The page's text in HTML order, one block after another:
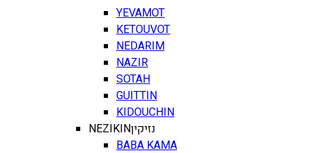
YEVAMOT
KETOUVOT
NEDARIM
NAZIR
SOTAH
GUITTIN
KIDOUCHIN
NEZIKINנזיקין
BABA KAMA